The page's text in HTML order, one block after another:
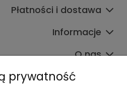
Płatności i dostawa
Informacje
O nas
prywatność